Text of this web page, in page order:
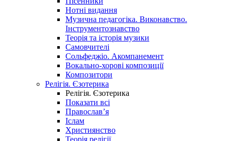
Нотні видання
Музична педагогіка. Виконавство.
Інструментознавство
Теорія та історія музики
Самовчителі
Сольфеджіо. Акомпанемент
Вокально-хорові композиції
Композитори
Релігія. Єзотерика
Релігія. Єзотерика
Показати всі
Православ’я
Іслам
Християнство
Теорія релігії